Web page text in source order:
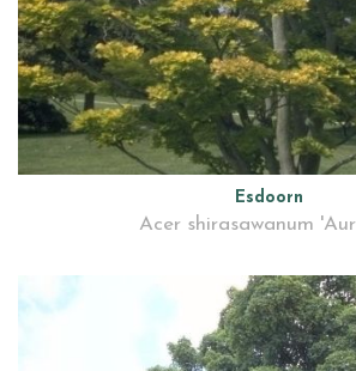
Esdoorn
Acer shirasawanum